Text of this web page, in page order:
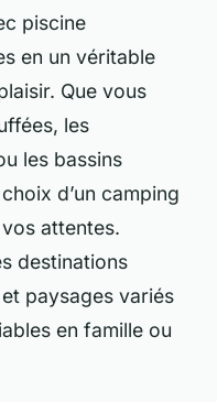
piscine
en un véritable
Que vous
les
les bassins
d’un camping
attentes.
destinations
paysages variés
en famille ou